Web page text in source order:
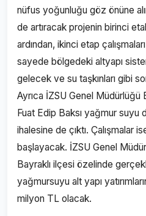
nüfus yoğunluğu göz önüne
de artıracak projenin birinci
ardından, ikinci etap
sayede bölgedeki altyapı
gelecek ve su taşkınları gibi
Ayrıca İZSU Genel Müdürlüğü
Fuat Edip Baksı yağmur suyu
ihalesine de çıktı. Çalışmalar
başlayacak. İZSU Genel
Bayraklı ilçesi özelinde
yağmursuyu alt yapı
milyon TL olacak.